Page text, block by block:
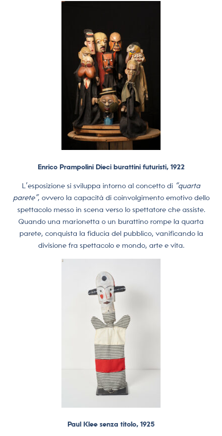
Enrico Prampolini Dieci burattini futuristi, 1922
L’esposizione si sviluppa intorno al concetto di “quarta
parete”, ovvero la capacità di coinvolgimento emotivo dello
spettacolo messo in scena verso lo spettatore che assiste.
Quando una marionetta o un burattino rompe la quarta
parete, conquista la fiducia del pubblico, vanificando la
divisione fra spettacolo e mondo, arte e vita.
Paul Klee senza titolo, 1925